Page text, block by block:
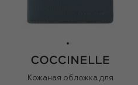
Кожаная обложка для